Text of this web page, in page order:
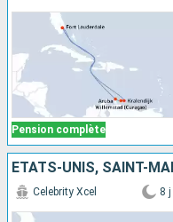
Pension complète
Celebrity Xcel 8 j